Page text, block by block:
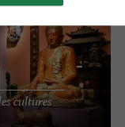
cultures